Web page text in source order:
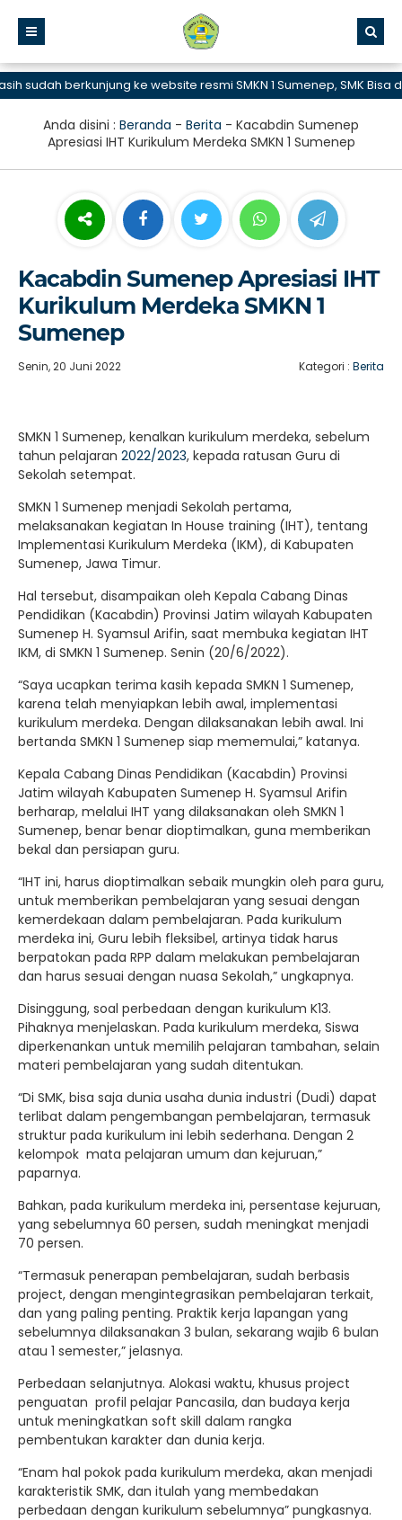
berkunjung ke website resmi SMKN 1 Sumenep, SMK Bisa dan
Anda disini : Beranda - Berita - Kacabdin Sumenep
Apresiasi IHT Kurikulum Merdeka SMKN 1 Sumenep
Kacabdin Sumenep Apresiasi IHT
Kurikulum Merdeka SMKN 1
Sumenep
Senin, 20 Juni 2022 Kategori : Berita
SMKN 1 Sumenep, kenalkan kurikulum merdeka, sebelum
tahun pelajaran 2022/2023, kepada ratusan Guru di
Sekolah setempat.
SMKN 1 Sumenep menjadi Sekolah pertama,
melaksanakan kegiatan In House training (IHT), tentang
Implementasi Kurikulum Merdeka (IKM), di Kabupaten
Sumenep, Jawa Timur.
Hal tersebut, disampaikan oleh Kepala Cabang Dinas
Pendidikan (Kacabdin) Provinsi Jatim wilayah Kabupaten
Sumenep H. Syamsul Arifin, saat membuka kegiatan IHT
IKM, di SMKN 1 Sumenep. Senin (20/6/2022).
“Saya ucapkan terima kasih kepada SMKN 1 Sumenep,
karena telah menyiapkan lebih awal, implementasi
kurikulum merdeka. Dengan dilaksanakan lebih awal. Ini
bertanda SMKN 1 Sumenep siap mememulai,” katanya.
Kepala Cabang Dinas Pendidikan (Kacabdin) Provinsi
Jatim wilayah Kabupaten Sumenep H. Syamsul Arifin
berharap, melalui IHT yang dilaksanakan oleh SMKN 1
Sumenep, benar benar dioptimalkan, guna memberikan
bekal dan persiapan guru.
“IHT ini, harus dioptimalkan sebaik mungkin oleh para guru,
untuk memberikan pembelajaran yang sesuai dengan
kemerdekaan dalam pembelajaran. Pada kurikulum
merdeka ini, Guru lebih fleksibel, artinya tidak harus
berpatokan pada RPP dalam melakukan pembelajaran
dan harus sesuai dengan nuasa Sekolah,” ungkapnya.
Disinggung, soal perbedaan dengan kurikulum K13.
Pihaknya menjelaskan. Pada kurikulum merdeka, Siswa
diperkenankan untuk memilih pelajaran tambahan, selain
materi pembelajaran yang sudah ditentukan.
“Di SMK, bisa saja dunia usaha dunia industri (Dudi) dapat
terlibat dalam pengembangan pembelajaran, termasuk
struktur pada kurikulum ini lebih sederhana. Dengan 2
kelompok mata pelajaran umum dan kejuruan,”
paparnya.
Bahkan, pada kurikulum merdeka ini, persentase kejuruan,
yang sebelumnya 60 persen, sudah meningkat menjadi
70 persen.
“Termasuk penerapan pembelajaran, sudah berbasis
project, dengan mengintegrasikan pembelajaran terkait,
dan yang paling penting. Praktik kerja lapangan yang
sebelumnya dilaksanakan 3 bulan, sekarang wajib 6 bulan
atau 1 semester,” jelasnya.
Perbedaan selanjutnya. Alokasi waktu, khusus project
penguatan profil pelajar Pancasila, dan budaya kerja
untuk meningkatkan soft skill dalam rangka
pembentukan karakter dan dunia kerja.
“Enam hal pokok pada kurikulum merdeka, akan menjadi
karakteristik SMK, dan itulah yang membedakan
perbedaan dengan kurikulum sebelumnya” pungkasnya.